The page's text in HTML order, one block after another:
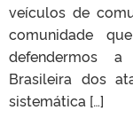
veículos de
comunidade
defendermos
Brasileira dos
sistemática […]